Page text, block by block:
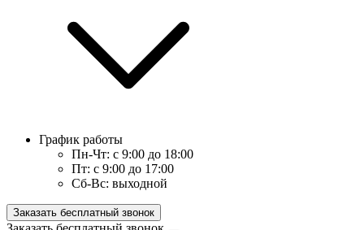
График работы
Пн-Чт: с 9:00 до 18:00
Пт: с 9:00 до 17:00
Сб-Вс: выходной
Заказать бесплатный звонок